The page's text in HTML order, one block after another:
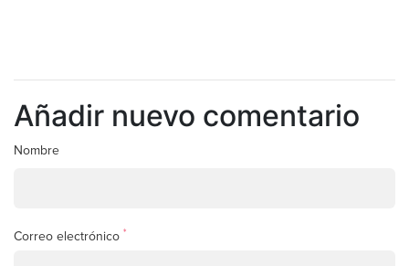
Añadir nuevo comentario
Nombre
Correo electrónico *